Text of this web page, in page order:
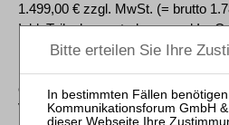
1.499,00 € zzgl. MwSt. (= brutto
Inkl. Teilnahmeunterlagen und
Eine Anleitung zur Teilnahme am
erhalten Sie ca. zwei bis drei
Veranstaltungsbeginn an die in der